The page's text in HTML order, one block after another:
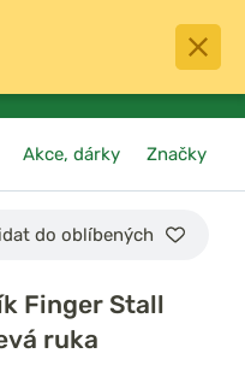
0
košík
Akce, dárky Značky
do oblíbených
Finger Stall
ruka